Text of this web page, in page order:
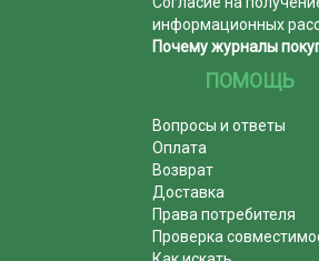
информационных
Почему журналы
ПОМОЩЬ
Вопросы и ответы
Оплата
Возврат
Доставка
Права потребителя
Проверка